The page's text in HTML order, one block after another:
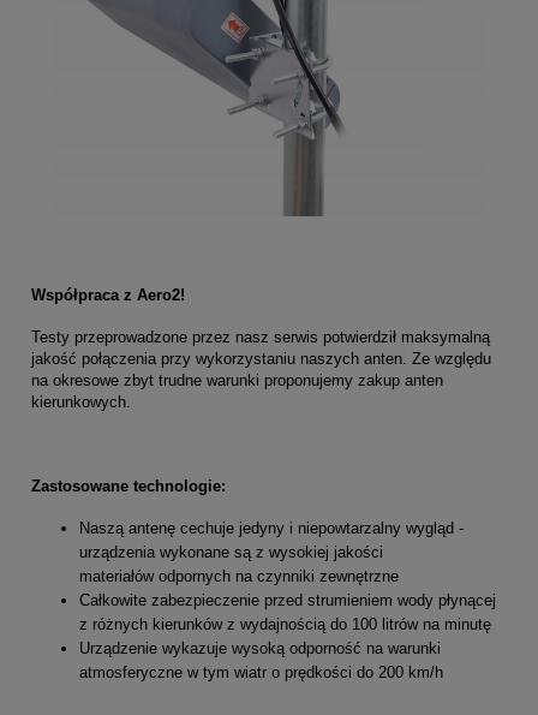
Współpraca z Aero2!
Testy przeprowadzone przez nasz serwis potwierdził maksymalną
jakość połączenia przy wykorzystaniu naszych anten. Ze względu
na okresowe zbyt trudne warunki proponujemy zakup anten
kierunkowych.
Zastosowane technologie:
Naszą antenę cechuje jedyny i niepowtarzalny wygląd -
urządzenia wykonane są z wysokiej jakości
materiałów odpornych na czynniki zewnętrzne
Całkowite zabezpieczenie przed strumieniem wody płynącej
z różnych kierunków z wydajnością do 100 litrów na minutę
Urządzenie wykazuje wysoką odporność na warunki
atmosferyczne w tym wiatr o prędkości do 200 km/h